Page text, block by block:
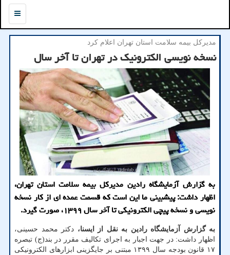
منو
مدیركل بیمه سلامت استان تهران اعلام كرد
نسخه نویسی الكترونیك در تهران تا آخر سال
به گزارش آزمایشگاه رادین مدیرکل بیمه سلامت استان تهران،
اظهار داشت: پیشبینی ما این است که قسمت عمده ای از کار نسخه
نویسی و نسخه پیچی الکترونیکی تا آخر سال ۱۳۹۹، صورت گیرد.
به گزارش آزمایشگاه رادین به نقل از ایسنا، دکتر محمد حسینی،
اظهار داشت: در جهت اجبار به اجرای تکالیف مقرر در بند(ج) تبصره
۱۷ قانون بودجه سال ۱۳۹۹ مبتنی بر جایگزینی ابزارهای الکترونیکی